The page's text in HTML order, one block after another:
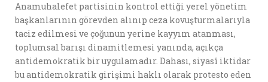
Anamuhalefet partisinin kontrol ettiği yerel yönetim
başkanlarının görevden alınıp ceza kovuşturmalarıyla
taciz edilmesi ve çoğunun yerine kayyım atanması,
toplumsal barışı dinamitlemesi yanında, açıkça
antidemokratik bir uygulamadır. Dahası, siyasî iktidar
bu antidemokratik girişimi haklı olarak protesto eden